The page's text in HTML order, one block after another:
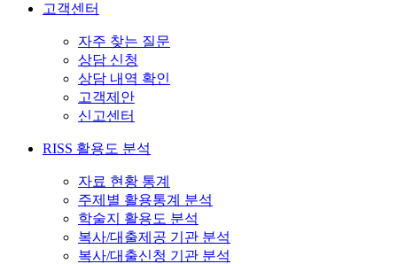
고객센터
자주 찾는 질문
상담 신청
상담 내역 확인
고객제안
신고센터
RISS 활용도 분석
자료 현황 통계
주제별 활용통계 분석
학술지 활용도 분석
복사/대출제공 기관 분석
복사/대출신청 기관 분석